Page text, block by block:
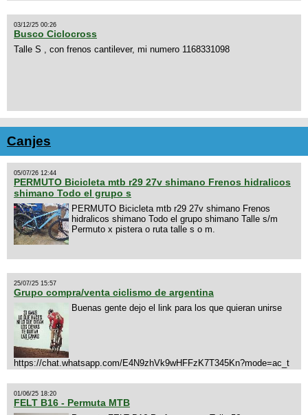
03/12/25 00:26
Busco Ciclocross
Talle S , con frenos cantilever, mi numero 1168331098
Canjes
05/07/26 12:44
PERMUTO Bicicleta mtb r29 27v shimano Frenos hidralicos
shimano Todo el grupo s
PERMUTO Bicicleta mtb r29 27v shimano Frenos
hidralicos shimano Todo el grupo shimano Talle s/m
Permuto x pistera o ruta talle s o m.
25/07/25 15:57
Grupo compra/venta ciclismo de argentina
Buenas gente dejo el link para los que quieran unirse
https://chat.whatsapp.com/E4N9zhVk9wHFFzK7T345Kn?mode=ac_t
01/06/25 18:20
FELT B16 - Permuta MTB